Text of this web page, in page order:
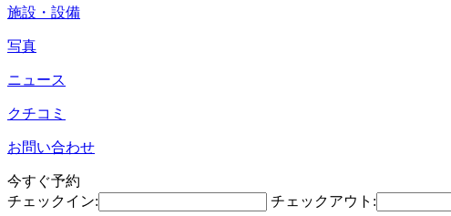
施設・設備
写真
ニュース
クチコミ
お問い合わせ
今すぐ予約
チェックイン:
チェックアウト: